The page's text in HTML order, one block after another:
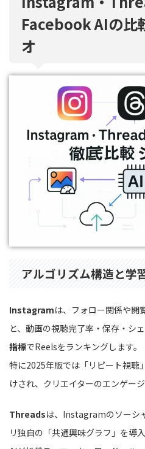
Facebook AIの比
オ
アルゴリズム構造と学
Instagramは、フォロー関係や閲
と、動画の視聴完了率・保存・シ
指標でReelsをランキングします。
特に2025年版では「リピート視聴
けされ、クリエイターのエンゲー
Threadsは、Instagramのソーシ
リ独自の「共通興味グラフ」を導入